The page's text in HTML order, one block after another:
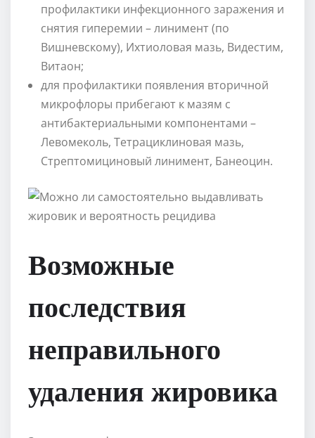
профилактики инфекционного заражения и
снятия гиперемии – линимент (по
Вишневскому), Ихтиоловая мазь, Видестим,
Витаон;
для профилактики появления вторичной
микрофлоры прибегают к мазям с
антибактериальными компонентами –
Левомеколь, Тетрациклиновая мазь,
Стрептомициновый линимент, Банеоцин.
Возможные
последствия
неправильного
удаления жировика